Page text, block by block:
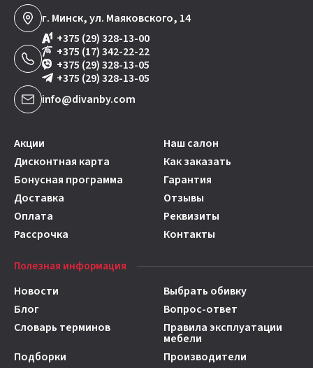
г. Минск, ул. Маяковского, 14
+375 (29) 328-13-00
+375 (17) 342-22-22
+375 (29) 328-13-05
+375 (29) 328-13-05
info@divanby.com
Акции
Наш салон
Дисконтная карта
Как заказать
Бонусная программа
Гарантия
Доставка
Отзывы
Оплата
Реквизиты
Рассрочка
Контакты
Полезная информация
Новости
Выбрать обивку
Блог
Вопрос-ответ
Словарь терминов
Правила эксплуатации
мебели
Подборки
Производители